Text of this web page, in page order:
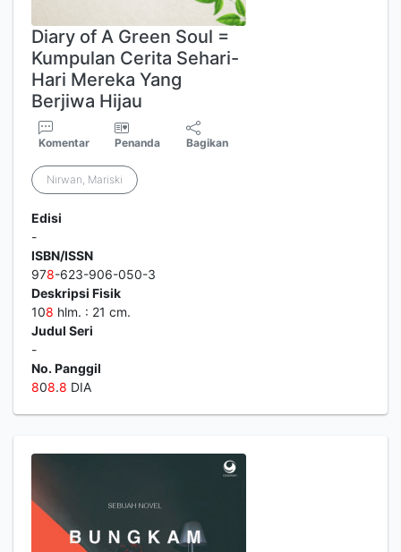
Diary of A Green Soul =
Kumpulan Cerita Sehari-
Hari Mereka Yang
Berjiwa Hijau
Komentar Penanda Bagikan
Nirwan, Mariski
Edisi
-
ISBN/ISSN
978-623-906-050-3
Deskripsi Fisik
108 hlm. : 21 cm.
Judul Seri
-
No. Panggil
808.8 DIA